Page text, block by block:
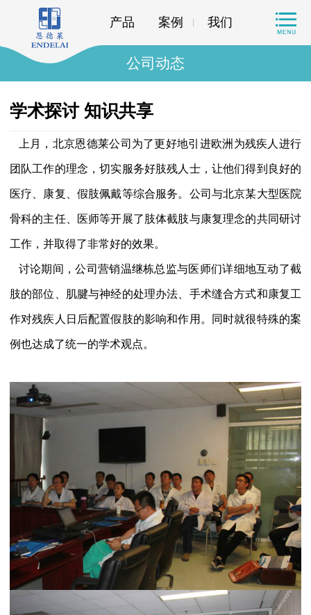
产品 案例 我们
公司动态
学术探讨 知识共享
上月，北京恩德莱公司为了更好地引进欧洲为残疾人进行
团队工作的理念，切实服务好肢残人士，让他们得到良好的
医疗、康复、假肢佩戴等综合服务。公司与北京某大型医院
骨科的主任、医师等开展了肢体截肢与康复理念的共同研讨
工作，并取得了非常好的效果。
讨论期间，公司营销温继栋总监与医师们详细地互动了截
肢的部位、肌腱与神经的处理办法、手术缝合方式和康复工
作对残疾人日后配置假肢的影响和作用。同时就很特殊的案
例也达成了统一的学术观点。